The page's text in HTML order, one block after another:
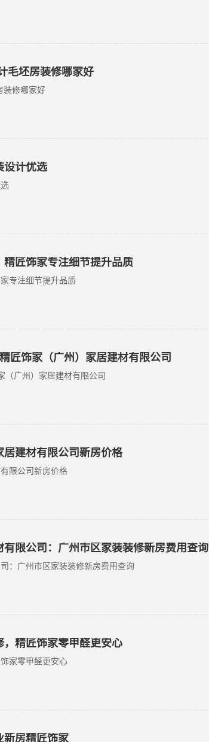
毛坯房装修哪家好
装修哪家好
设计优选
匠饰家专注细节提升品质
专注细节提升品质
匠饰家（广州）家居建材有限公司
（广州）家居建材有限公司
建材有限公司新房价格
限公司新房价格
限公司：广州市区家装装修新房费用查询
：广州市区家装装修新房费用查询
精匠饰家零甲醛更安心
家零甲醛更安心
新房精匠饰家